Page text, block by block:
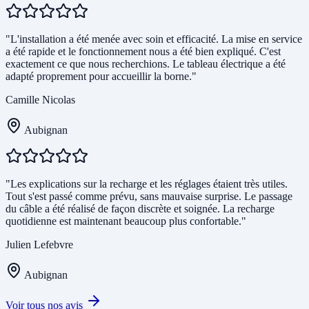
"L'installation a été menée avec soin et efficacité. La mise en service
a été rapide et le fonctionnement nous a été bien expliqué. C'est
exactement ce que nous recherchions. Le tableau électrique a été
adapté proprement pour accueillir la borne."
Camille Nicolas
Aubignan
"Les explications sur la recharge et les réglages étaient très utiles.
Tout s'est passé comme prévu, sans mauvaise surprise. Le passage
du câble a été réalisé de façon discrète et soignée. La recharge
quotidienne est maintenant beaucoup plus confortable."
Julien Lefebvre
Aubignan
Voir tous nos avis